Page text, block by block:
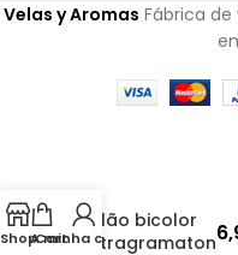
Velas y Aromas Fábrica de
ShopCart
A minha conta
Velão bicolor
Tetragramaton